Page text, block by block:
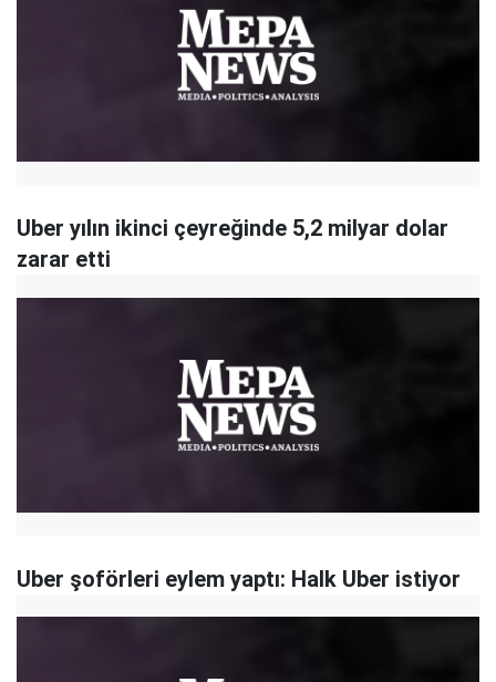
Uber yılın ikinci çeyreğinde 5,2 milyar dolar
zarar etti
Uber şoförleri eylem yaptı: Halk Uber istiyor